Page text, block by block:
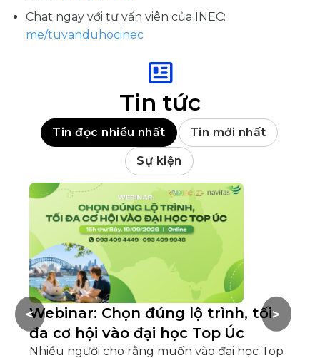
Chat ngay với tư vấn viên của INEC:
me/tuvanduhocinec
Tin tức
Tin đọc nhiều nhất Tin mới nhất
Sự kiện
Webinar: Chọn đúng lộ trình, tối
đa cơ hội vào đại học Top Úc
Nhiều người cho rằng muốn vào đại học Top
>
<